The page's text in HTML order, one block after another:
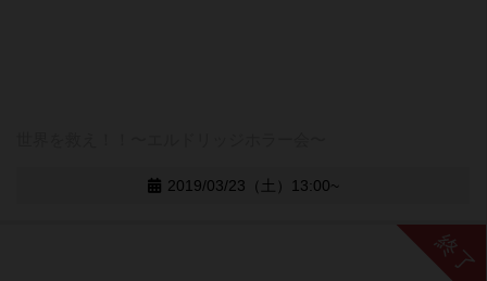
2019/03/23（土）13:00~
終了